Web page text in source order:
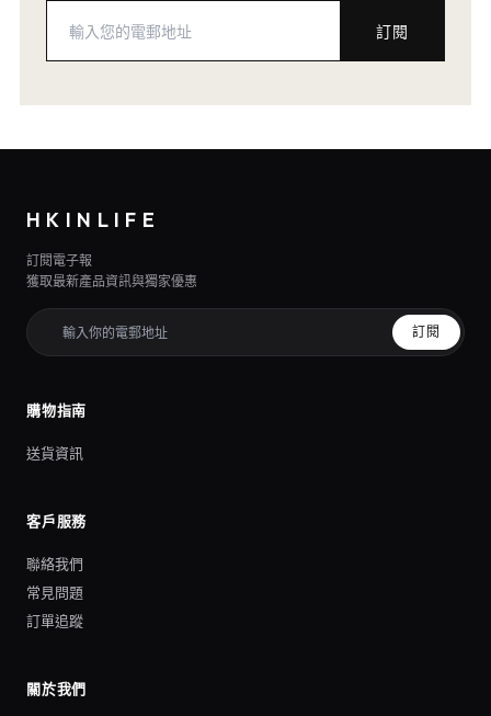
訂閱
HKINLIFE
訂閱電子報
獲取最新產品資訊與獨家優惠
訂閱
購物指南
送貨資訊
客戶服務
聯絡我們
常見問題
訂單追蹤
關於我們